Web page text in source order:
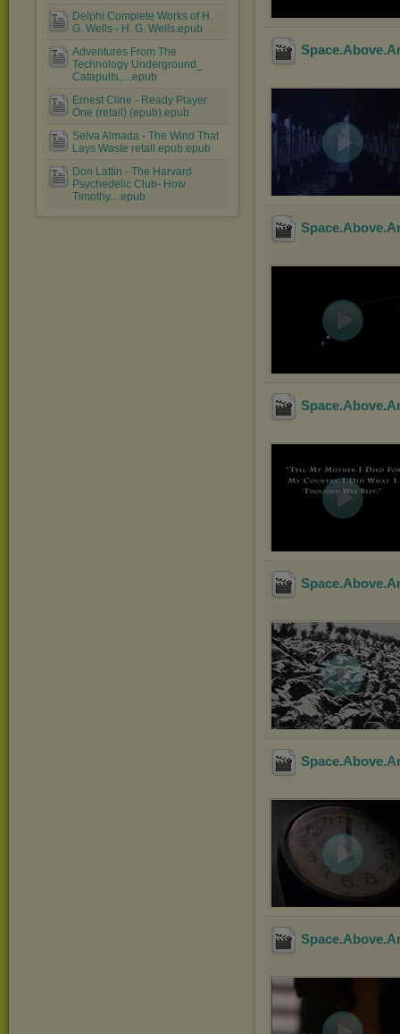
Delphi Complete Works of H.
G. Wells - H. G. Wells.epub
Adventures From The
Technology Underground_
Catapults,....epub
Ernest Cline - Ready Player
One (retail) (epub).epub
Selva Almada - The Wind That
Lays Waste retail epub.epub
Don Lattin - The Harvard
Psychedelic Club- How
Timothy....epub